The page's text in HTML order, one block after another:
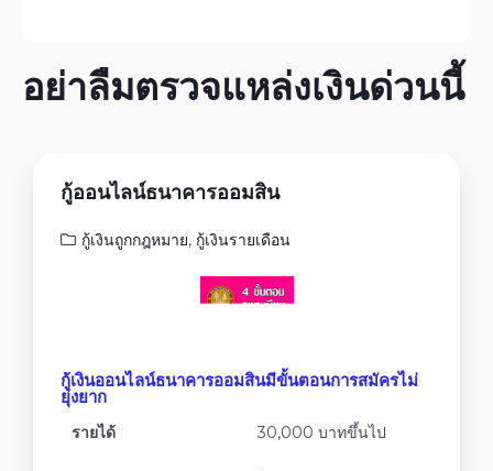
อย่าลืมตรวจแหล่งเงินด่วนนี้
กู้ออนไลน์ธนาคารออมสิน
กู้เงินถูกกฎหมาย, กู้เงินรายเดือน
กู้เงินออนไลน์ธนาคารออมสินมีขั้นตอนการสมัครไม่
ยุ่งยาก
รายได้ 30,000 บาทขึ้นไป